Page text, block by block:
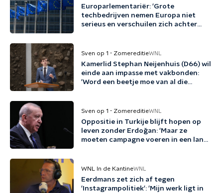
Europarlementariër: 'Grote
techbedrijven nemen Europa niet
serieus en verschuilen zich achter
Sven op 1 - ZomereditieWNL
Kamerlid Stephan Neijenhuis (D66) wil
einde aan impasse met vakbonden:
'Word een beetje moe van al die
Sven op 1 - ZomereditieWNL
Oppositie in Turkije blijft hopen op
leven zonder Erdoğan: 'Maar ze
moeten campagne voeren in een land
WNL In de KantineWNL
Eerdmans zet zich af tegen
'Instagrampolitiek': 'Mijn werk ligt in